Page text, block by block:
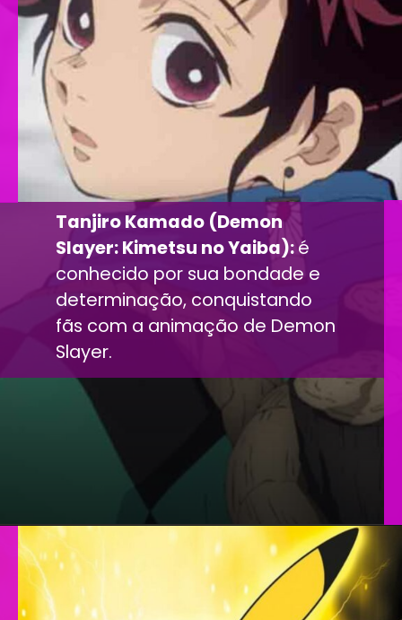
Tanjiro Kamado (Demon
Slayer: Kimetsu no Yaiba):é
conhecido por sua bondade e
determinação, conquistando
fãs com a animação de Demon
Slayer.